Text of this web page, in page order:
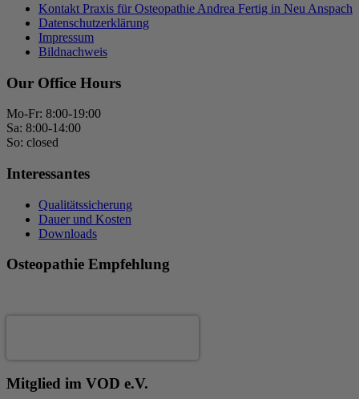
Kontakt Praxis für Osteopathie Andrea Fertig in Neu Anspach
Datenschutzerklärung
Impressum
Bildnachweis
Our Office Hours
Mo-Fr: 8:00-19:00
Sa: 8:00-14:00
So: closed
Interessantes
Qualitätssicherung
Dauer und Kosten
Downloads
Osteopathie Empfehlung
Mitglied im VOD e.V.